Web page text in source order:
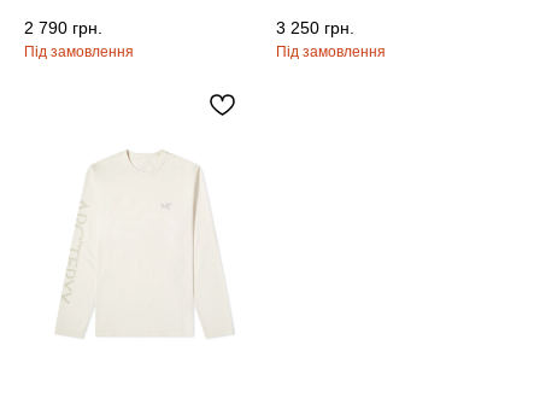
2 790 грн. 3 250 грн.
ПРО НАС
ОБМІН ТА ПОВЕРНЕННЯ
ОПЛАТА ТА ДОСТАВКА
ПОЛІТИКА КОНФІДЕНЦІЙНОСТІ
УГОДА КОРИСТУВАЧА